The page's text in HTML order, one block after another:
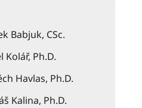
Babjuk, CSc.
Kolář, Ph.D.
Havlas, Ph.D.
Kalina, Ph.D.